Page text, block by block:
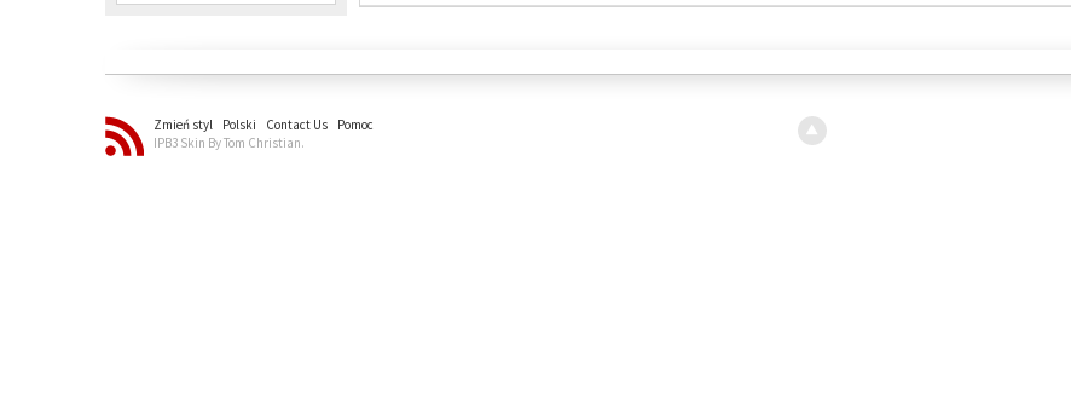
Zmień styl Polski Contact Us
Pomoc
IPB3 Skin By Tom Christian.